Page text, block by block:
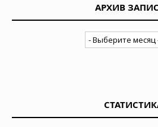
АРХИВ